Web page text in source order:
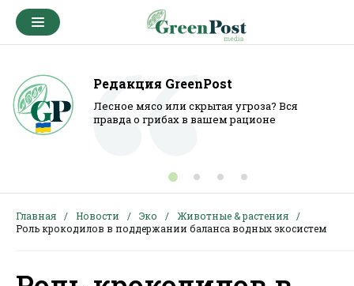
Редакция GreenPost
Лесное мясо или скрытая угроза? Вся
правда о грибах в вашем рационе
Главная Новости Эко
Животные & растения
Роль крокодилов в поддержании баланса водных экосистем